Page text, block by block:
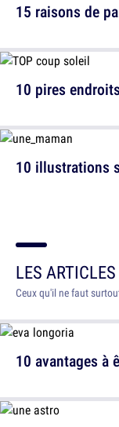
10 pires
15 raisons de
10 illustrations
LES ARTICLES
Ceux qu'il ne faut
10 avantages à